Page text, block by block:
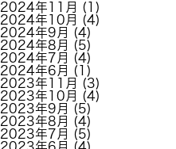
2024年11月
(1)
2024年10月
(4)
2024年9月
(4)
2024年8月
(5)
2024年7月
(4)
2024年6月
(1)
2023年11月
(3)
2023年10月
(4)
2023年9月
(5)
2023年8月
(4)
2023年7月
(5)